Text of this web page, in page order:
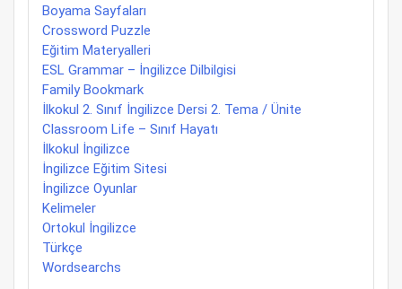
Boyama Sayfaları
Crossword Puzzle
Eğitim Materyalleri
ESL Grammar – İngilizce Dilbilgisi
Family Bookmark
İlkokul 2. Sınıf İngilizce Dersi 2. Tema / Ünite
Classroom Life – Sınıf Hayatı
İlkokul İngilizce
İngilizce Eğitim Sitesi
İngilizce Oyunlar
Kelimeler
Ortokul İngilizce
Türkçe
Wordsearchs